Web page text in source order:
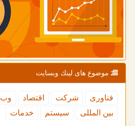
موضوع های لینك وبسایت
فناوری شركت اقتصاد وب
بین المللی
سیستم خدمات